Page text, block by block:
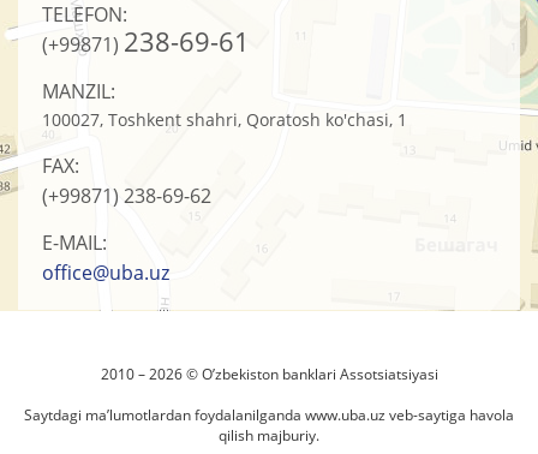
TELEFON:
(+99871) 238-69-61
MANZIL:
100027, Toshkent shahri, Qoratosh ko'chasi, 1
FAX:
(+99871) 238-69-62
E-MAIL:
office@uba.uz
2010 – 2026 © O’zbеkistоn banklari Assоtsiatsiyasi
Saytdagi ma’lumotlardan foydalanilganda www.uba.uz veb-saytiga havola
qilish majburiy.